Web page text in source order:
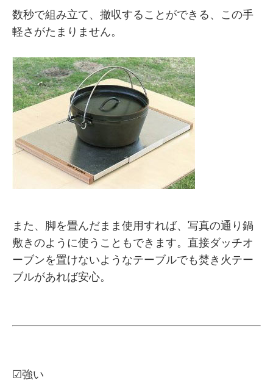
数秒で組み立て、撤収することができる、この手
軽さがたまりません。
また、脚を畳んだまま使用すれば、写真の通り鍋
敷きのように使うこともできます。直接ダッチオ
ーブンを置けないようなテーブルでも焚き火テー
ブルがあれば安心。
☑強い